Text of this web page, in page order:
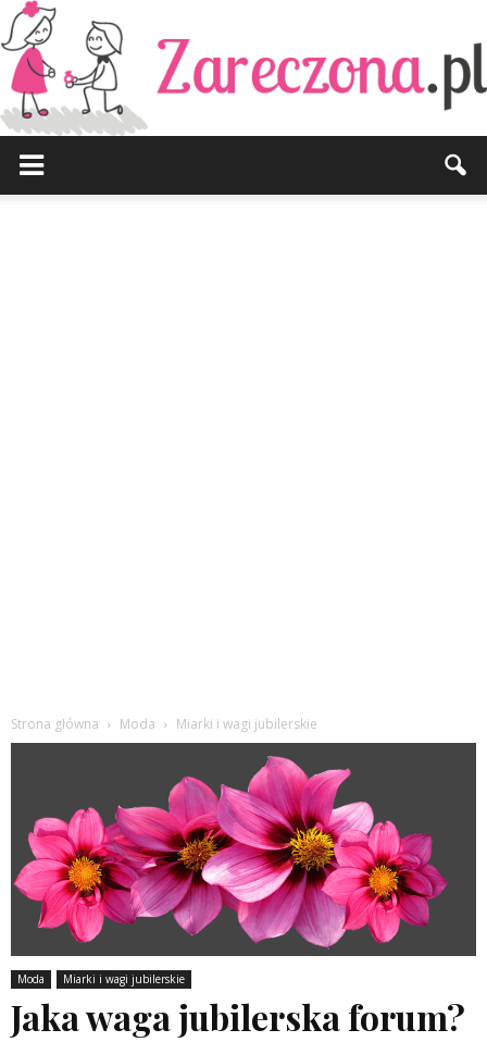
Strona główna Moda Miarki i wagi jubilerskie
Moda Miarki i wagi jubilerskie
Jaka waga jubilerska forum?